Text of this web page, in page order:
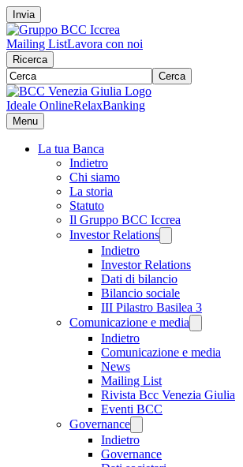
Invia
Mailing ListLavora con noi
Ricerca
Cerca
Ideale OnlineRelaxBanking
Menu
La tua Banca
Indietro
Chi siamo
La storia
Statuto
Il Gruppo BCC Iccrea
Investor Relations
Indietro
Investor Relations
Dati di bilancio
Bilancio sociale
III Pilastro Basilea 3
Comunicazione e media
Indietro
Comunicazione e media
News
Mailing List
Rivista Bcc Venezia Giulia
Eventi BCC
Governance
Indietro
Governance